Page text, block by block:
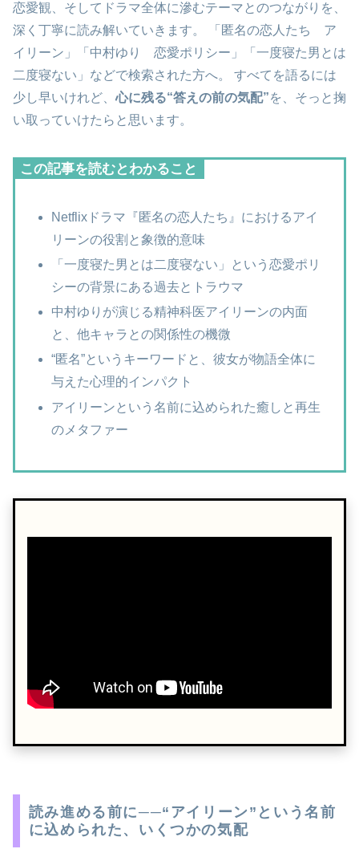
恋愛観、そしてドラマ全体に滲むテーマとのつながりを、
深く丁寧に読み解いていきます。 「匿名の恋人たち ア
イリーン」「中村ゆり 恋愛ポリシー」「一度寝た男とは
二度寝ない」などで検索された方へ。 すべてを語るには
少し早いけれど、心に残る“答えの前の気配”を、そっと掬
い取っていけたらと思います。
この記事を読むとわかること
Netflixドラマ『匿名の恋人たち』におけるアイ
リーンの役割と象徴的意味
「一度寝た男とは二度寝ない」という恋愛ポリ
シーの背景にある過去とトラウマ
中村ゆりが演じる精神科医アイリーンの内面
と、他キャラとの関係性の機微
“匿名”というキーワードと、彼女が物語全体に
与えた心理的インパクト
アイリーンという名前に込められた癒しと再生
のメタファー
読み進める前に──“アイリーン”という名前
に込められた、いくつかの気配